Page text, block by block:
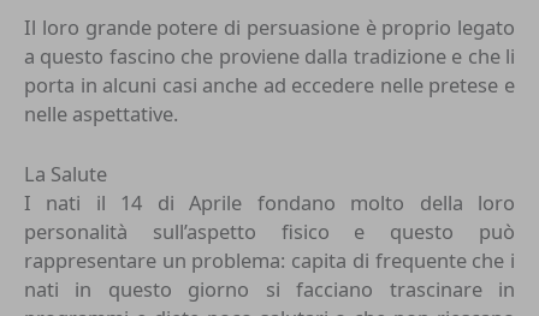
Il loro grande potere di persuasione è proprio legato
a questo fascino che proviene dalla tradizione e che li
porta in alcuni casi anche ad eccedere nelle pretese e
nelle aspettative.
La Salute
I nati il 14 di Aprile fondano molto della loro
personalità sull’aspetto fisico e questo può
rappresentare un problema: capita di frequente che i
nati in questo giorno si facciano trascinare in